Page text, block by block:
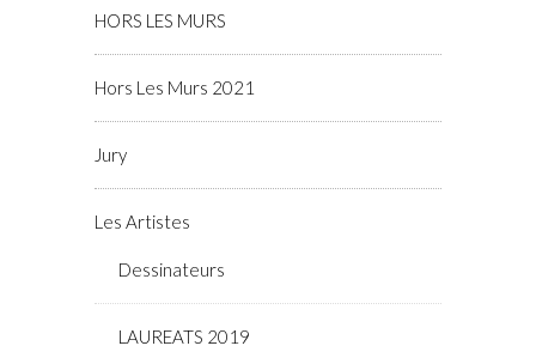
HORS LES MURS
Hors Les Murs 2021
Jury
Les Artistes
Dessinateurs
LAUREATS 2019